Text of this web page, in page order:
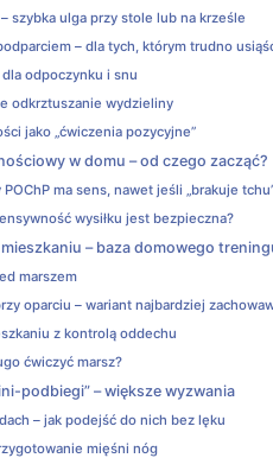
– szybka ulga przy stole lub na krześle
– dla tych, którym trudno
odpoczynku i snu
odkrztuszanie wydzieliny
jako „ćwiczenia pozycyjne”
w domu – od czego zacząć?
ma sens, nawet jeśli „brakuje
wysiłku jest bezpieczna?
– baza domowego
marszem
oparciu – wariant najbardziej
z kontrolą oddechu
ćwiczyć marsz?
podbiegi” – większe wyzwania
– jak podejść do nich bez lęku
mięśni nóg